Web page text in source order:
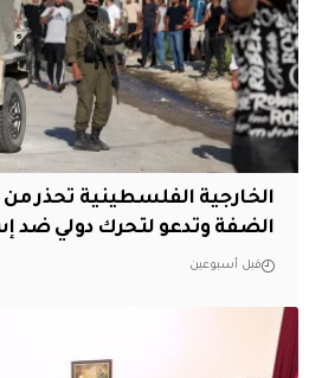
الخارجية الفلسطينية تحذر من
الضفة وتدعو لتحرك دولي ضد
قبل أسبوعين